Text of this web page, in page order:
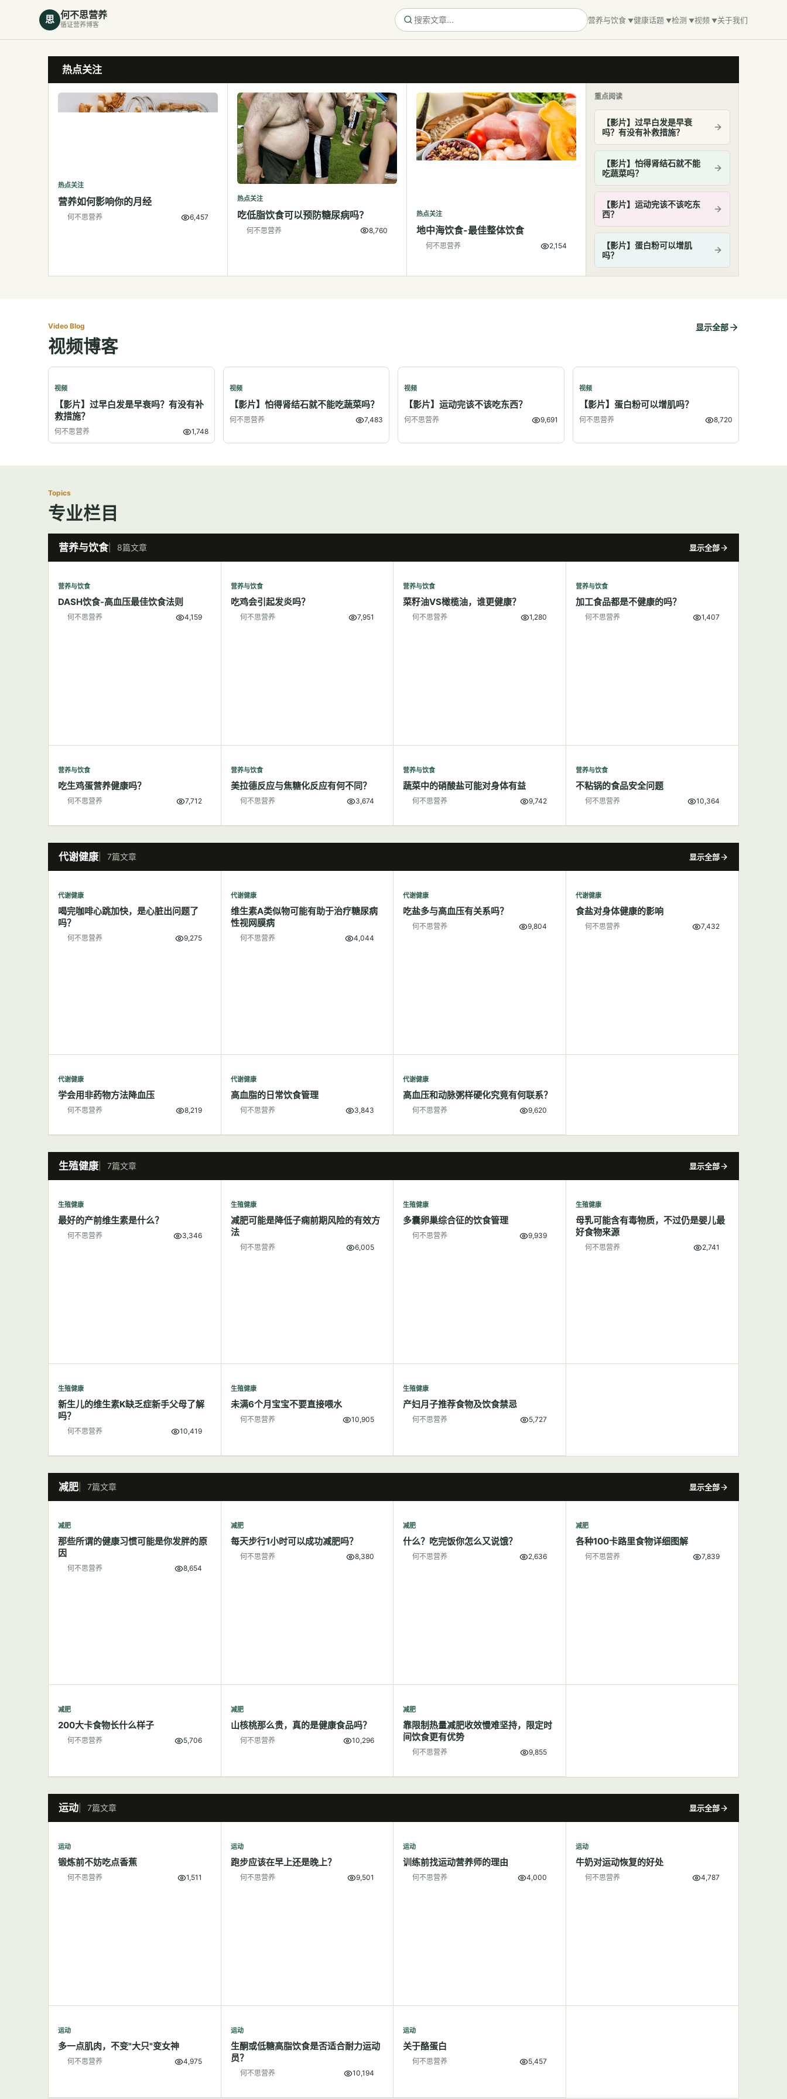
思 何不思营养
循证营养博客 营养与饮食 健康话题 检测 视频 关于我们
热点关注
热点关注
营养如何影响你的月经
何不思营养 6,457
热点关注
吃低脂饮食可以预防糖尿病吗？
何不思营养 8,760
热点关注
地中海饮食-最佳整体饮食
何不思营养 2,154
重点阅读
【影片】过早白发是早衰
吗？有没有补救措施？
【影片】怕得肾结石就不能
吃蔬菜吗？
【影片】运动完该不该吃东
西？
【影片】蛋白粉可以增肌
吗？
Video Blog
视频博客
显示全部
视频
【影片】过早白发是早衰吗？有没有补
救措施？
何不思营养 1,748
视频
【影片】怕得肾结石就不能吃蔬菜吗？
何不思营养 7,483
视频
【影片】运动完该不该吃东西？
何不思营养 9,691
视频
【影片】蛋白粉可以增肌吗？
何不思营养 8,720
Topics
专业栏目
营养与饮食 8篇文章 显示全部
营养与饮食
DASH饮食-高血压最佳饮食法则
何不思营养 4,159
营养与饮食
吃鸡会引起发炎吗？
何不思营养 7,951
营养与饮食
菜籽油VS橄榄油，谁更健康？
何不思营养 1,280
营养与饮食
加工食品都是不健康的吗？
何不思营养 1,407
营养与饮食
吃生鸡蛋营养健康吗？
何不思营养 7,712
营养与饮食
美拉德反应与焦糖化反应有何不同？
何不思营养 3,674
营养与饮食
蔬菜中的硝酸盐可能对身体有益
何不思营养 9,742
营养与饮食
不粘锅的食品安全问题
何不思营养 10,364
代谢健康 7篇文章 显示全部
代谢健康
喝完咖啡心跳加快，是心脏出问题了
吗？
何不思营养 9,275
代谢健康
维生素A类似物可能有助于治疗糖尿病
性视网膜病
何不思营养 4,044
代谢健康
吃盐多与高血压有关系吗？
何不思营养 9,804
代谢健康
食盐对身体健康的影响
何不思营养 7,432
代谢健康
学会用非药物方法降血压
何不思营养 8,219
代谢健康
高血脂的日常饮食管理
何不思营养 3,843
代谢健康
高血压和动脉粥样硬化究竟有何联系？
何不思营养 9,620
生殖健康 7篇文章 显示全部
生殖健康
最好的产前维生素是什么？
何不思营养 3,346
生殖健康
减肥可能是降低子痫前期风险的有效方
法
何不思营养 6,005
生殖健康
多囊卵巢综合征的饮食管理
何不思营养 9,939
生殖健康
母乳可能含有毒物质，不过仍是婴儿最
好食物来源
何不思营养 2,741
生殖健康
新生儿的维生素K缺乏症新手父母了解
吗？
何不思营养 10,419
生殖健康
未满6个月宝宝不要直接喂水
何不思营养 10,905
生殖健康
产妇月子推荐食物及饮食禁忌
何不思营养 5,727
减肥 7篇文章 显示全部
减肥
那些所谓的健康习惯可能是你发胖的原
因
何不思营养 8,654
减肥
每天步行1小时可以成功减肥吗？
何不思营养 8,380
减肥
什么？吃完饭你怎么又说饿？
何不思营养 2,636
减肥
各种100卡路里食物详细图解
何不思营养 7,839
减肥
200大卡食物长什么样子
何不思营养 5,706
减肥
山核桃那么贵，真的是健康食品吗？
何不思营养 10,296
减肥
靠限制热量减肥收效慢难坚持，限定时
间饮食更有优势
何不思营养 9,855
运动 7篇文章 显示全部
运动
锻炼前不妨吃点香蕉
何不思营养 1,511
运动
跑步应该在早上还是晚上？
何不思营养 9,501
运动
训练前找运动营养师的理由
何不思营养 4,000
运动
牛奶对运动恢复的好处
何不思营养 4,787
运动
多一点肌肉，不变"大只"变女神
何不思营养 4,975
运动
生酮或低糖高脂饮食是否适合耐力运动
员？
何不思营养 10,194
运动
关于酪蛋白
何不思营养 5,457